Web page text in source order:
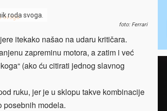
roda svoga.
foto: Ferrari
itekako našao na udaru kritičara.
zapreminu motora, a zatim i već
(ako ću citirati jednog slavnog
ruku, jer je u sklopu takve kombinacije
posebnih modela.